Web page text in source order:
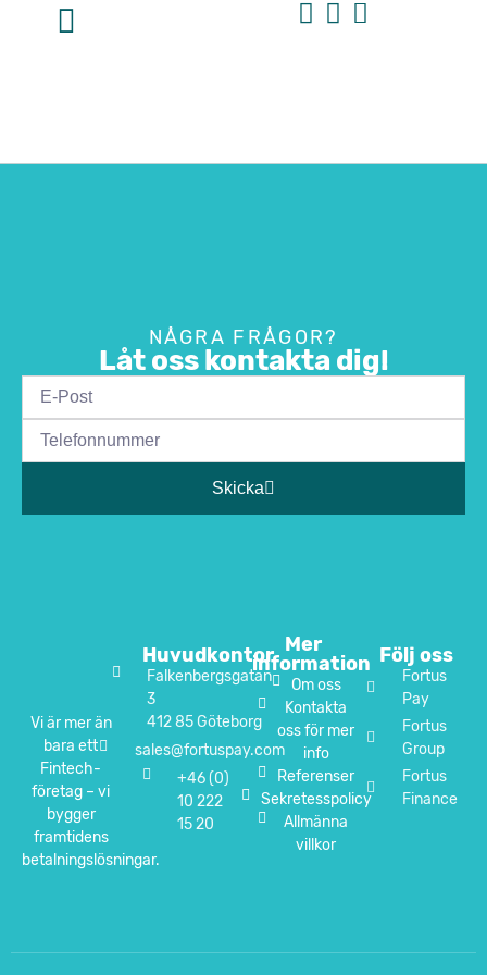
NÅGRA FRÅGOR?
Låt oss kontakta dig!
Skicka
Vi är mer än
bara ett
Fintech-
företag – vi
bygger
framtidens
betalningslösningar.
Huvudkontor
Falkenbergsgatan
3
412 85 Göteborg
sales@fortuspay.com
+46 (0)
10 222
15 20
Mer
information
Om oss
Kontakta
oss för mer
info
Referenser
Sekretesspolicy
Allmänna
villkor
Följ oss
Fortus
Pay
Fortus
Group
Fortus
Finance